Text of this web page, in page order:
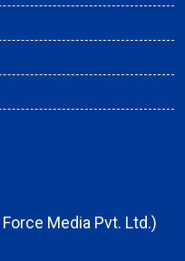
Media Pvt. Ltd.)